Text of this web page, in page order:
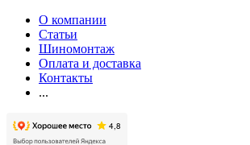
О компании
Статьи
Шиномонтаж
Оплата и доставка
Контакты
...